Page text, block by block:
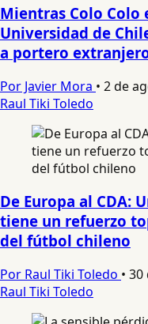
Mientras Colo Colo
Universidad de
a portero
Por Javier Mora • 2 de
Raul Tiki Toledo
De Europa al CDA:
tiene un refuerzo
del fútbol chileno
Por Raul Tiki Toledo • 30
Raul Tiki Toledo